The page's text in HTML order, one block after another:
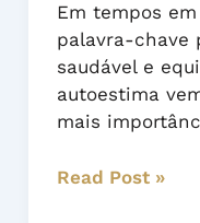
Em tempos
palavra-chave
saudável e
autoestima
mais
importância
de
se
amar
Read Post »